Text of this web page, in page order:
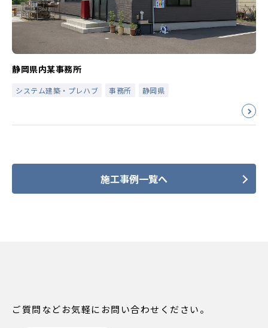
静岡県内某事務所
システム建築・プレハブ 事務所 静岡県
施工事例一覧へ
ご質問などお気軽にお問い合わせください。